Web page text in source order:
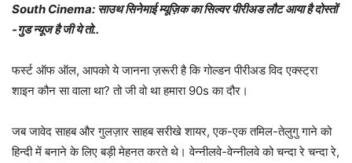
South Cinema: साउथ सिनेमाई म्यूज़िक का सिल्वर पीरीअड लौट आया है दोस्तों
-गुड न्यूज है जी ये तो..
फर्स्ट ऑफ ऑल, आपको ये जानना ज़रूरी है कि गोल्डन पीरीअड विद एक्स्ट्रा
शाइन कौन सा वाला था? तो जी वो था हमारा 90s का दौर।
जब जावेद साहब और गुलज़ार साहब सरीखे शायर, एक-एक तमिल-तेलुगु गाने को
हिन्दी में बनाने के लिए बड़ी मेहनत करते थे। वेन्नीलवे-वेन्नीलवे को चन्दा रे चन्दा रे,